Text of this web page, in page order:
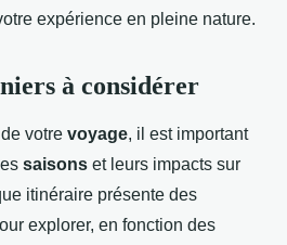
expérience en pleine nature.
à considérer
votre voyage, il est important
saisons et leurs impacts sur
itinéraire présente des
explorer, en fonction des